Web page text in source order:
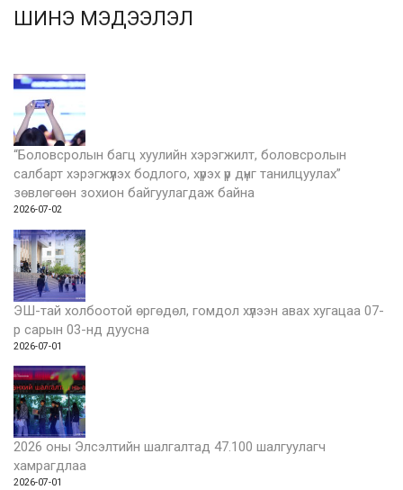
ШИНЭ МЭДЭЭЛЭЛ
“Боловсролын багц хуулийн хэрэгжилт, боловсролын
салбарт хэрэгжүүлэх бодлого, хүрэх үр дүнг танилцуулах”
зөвлөгөөн зохион байгуулагдаж байна
2026-07-02
ЭШ-тай холбоотой өргөдөл, гомдол хүлээн авах хугацаа 07-
р сарын 03-нд дуусна
2026-07-01
2026 оны Элсэлтийн шалгалтад 47.100 шалгуулагч
хамрагдлаа
2026-07-01